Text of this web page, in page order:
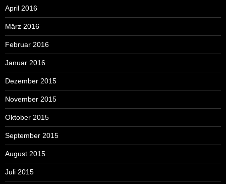
April 2016
März 2016
Februar 2016
Januar 2016
Dezember 2015
November 2015
Oktober 2015
September 2015
August 2015
Juli 2015